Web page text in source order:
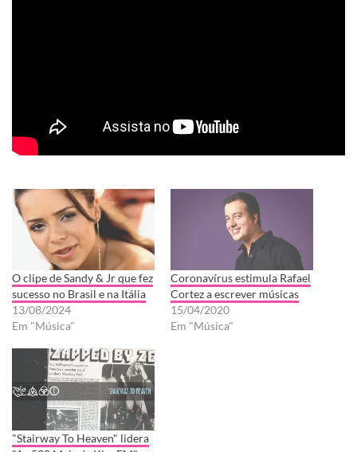
O clipe de Sandy & Jr que fez
sucesso no Brasil e na Itália
13/08/2024
Em "Música"
Coronavírus estimula Rafael
Cortez a escrever músicas
15/04/2020
Em "Música"
"Stairway To Heaven" lidera